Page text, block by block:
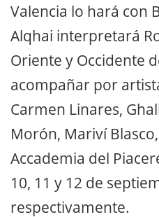
Valencia lo hará con
Alqhai interpretará
Oriente y Occidente
acompañar por
Carmen Linares,
Morón, Mariví
Accademia del
10, 11 y 12 de
respectivamente.